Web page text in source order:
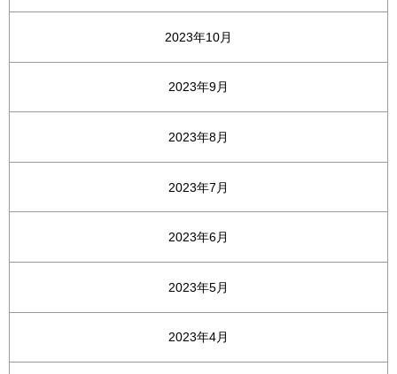
2023年10月
2023年9月
2023年8月
2023年7月
2023年6月
2023年5月
2023年4月